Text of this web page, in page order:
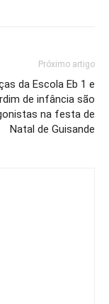
Próximo artigo
da Escola Eb 1 e
de infância são
na festa de
Natal de Guisande